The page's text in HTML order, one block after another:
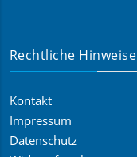
Rechtliche Hinweise
Kontakt
Impressum
Datenschutz